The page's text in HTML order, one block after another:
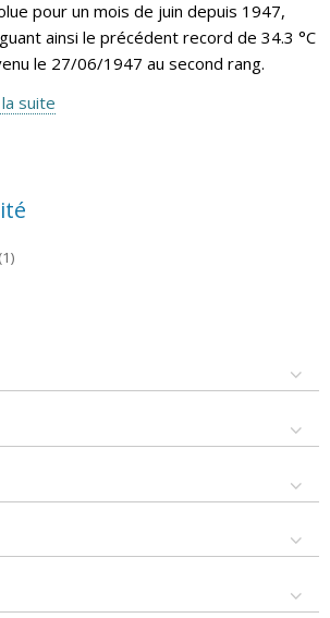
pour un mois de juin depuis 1947,
ainsi le précédent record de 34.3 °C
le 27/06/1947 au second rang.
suite
(1)